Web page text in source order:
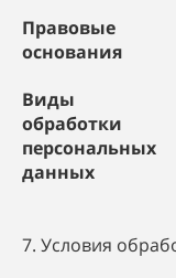
Правовые
основания
Виды
обработки
персональных
данных
7. Условия